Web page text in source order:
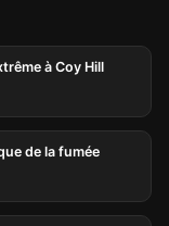
à Coy Hill
de la fumée